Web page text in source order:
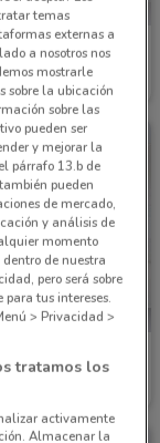
12 1.6 km
temas
externas a
a nosotros nos
mostrarle
sobre la ubicación
sobre las
pueden ser
y mejorar la
párrafo 13.b de
pueden
de mercado,
y análisis de
momento
de nuestra
pero será sobre
tus intereses.
> Privacidad >
tratamos los
activamente
Almacenar la